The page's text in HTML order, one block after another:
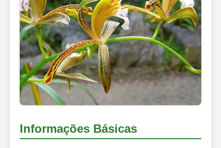
Informações Básicas